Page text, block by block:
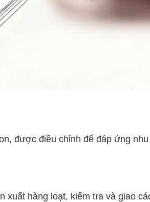
được điều chỉnh để đáp ứng
xuất hàng loạt, kiểm tra và giao